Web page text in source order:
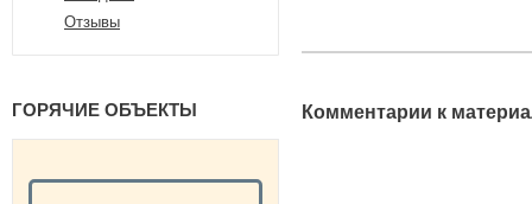
Отзывы
ГОРЯЧИЕ ОБЪЕКТЫ Комментарии к